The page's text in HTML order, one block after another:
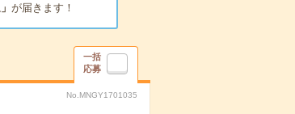
が届きます！
一括
応募
No.MNGY1701035